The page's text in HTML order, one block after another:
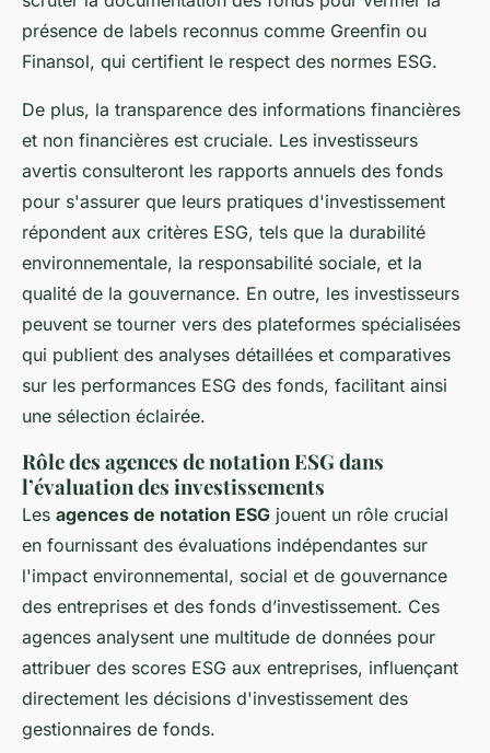
présence de labels reconnus comme Greenfin ou
Finansol, qui certifient le respect des normes ESG.
De plus, la transparence des informations financières
et non financières est cruciale. Les investisseurs
avertis consulteront les rapports annuels des fonds
pour s'assurer que leurs pratiques d'investissement
répondent aux critères ESG, tels que la durabilité
environnementale, la responsabilité sociale, et la
qualité de la gouvernance. En outre, les investisseurs
peuvent se tourner vers des plateformes spécialisées
qui publient des analyses détaillées et comparatives
sur les performances ESG des fonds, facilitant ainsi
une sélection éclairée.
Rôle des agences de notation ESG dans
l’évaluation des investissements
Les agences de notation ESG jouent un rôle crucial
en fournissant des évaluations indépendantes sur
l'impact environnemental, social et de gouvernance
des entreprises et des fonds d’investissement. Ces
agences analysent une multitude de données pour
attribuer des scores ESG aux entreprises, influençant
directement les décisions d'investissement des
gestionnaires de fonds.